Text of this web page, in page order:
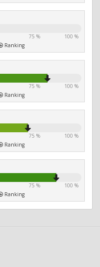
75 %
100 %
Ranking
75 %
100 %
Ranking
75 %
100 %
Ranking
75 %
100 %
Ranking